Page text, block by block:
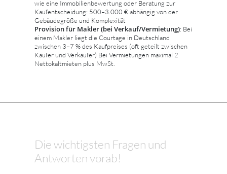
wie eine Immobilienbewertung oder Beratung zur
Kaufentscheidung: 500–3.000 € abhängig von der
Gebäudegröße und Komplexität
Provision für Makler (bei Verkauf/Vermietung): Bei
einem Makler liegt die Courtage in Deutschland
zwischen 3–7 % des Kaufpreises (oft geteilt zwischen
Käufer und Verkäufer) Bei Vermietungen maximal 2
Nettokaltmieten plus MwSt.
Die wichtigsten Fragen und
Antworten vorab!